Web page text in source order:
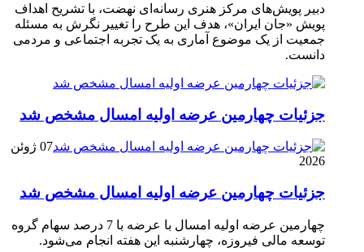
دبیر پویش‌های مرکز هنری رسانه‌ای نهضت، با تشریح اهداف
پویش «جان ایران»، هدف این طرح را تغییر نگرش به مسئله
جمعیت از یک موضوع آماری به یک تجربه اجتماعی و مردمی
دانست.
جزئیات چهارمین عرضه اولیه امسال مشخص شد
07 ژوئن
2026
جزئیات چهارمین عرضه اولیه امسال مشخص شد
چهارمین عرضه اولیه امسال با عرضه با 7 درصد سهام گروه
توسعه مالی فیروزه، چهارشنبه این هفته انجام می‌شود.